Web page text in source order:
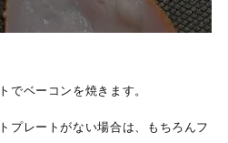
でベーコンを焼きます。
プレートがない場合は、もちろんフ